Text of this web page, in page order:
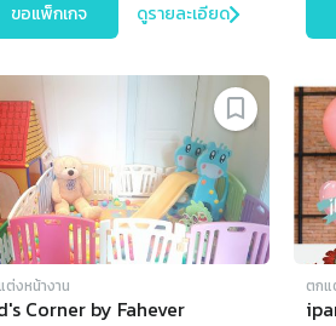
ขอแพ็กเกจ ดูรายละเอียด
ต่งหน้างาน
Corner by Fahever
ตกแ